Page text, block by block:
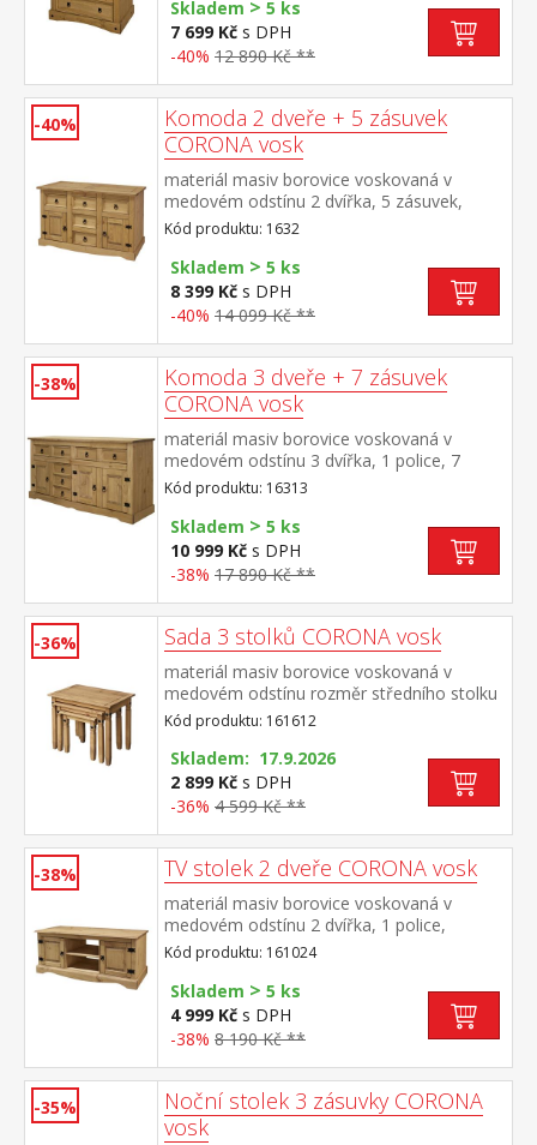
Skladem > 5 ks
7 699 Kč s DPH
-40% 12 890 Kč **
-40%
Komoda 2 dveře + 5 zásuvek
CORONA vosk
materiál masiv borovice voskovaná v
medovém odstínu 2 dvířka, 5 zásuvek,
kovové ozdobné úchytky možno doplnit
nástavcem Corona 16465 součást sestavy
Corona
Kód produktu: 1632
Skladem > 5 ks
8 399 Kč s DPH
-40% 14 099 Kč **
-38%
Komoda 3 dveře + 7 zásuvek
CORONA vosk
materiál masiv borovice voskovaná v
medovém odstínu 3 dvířka, 1 police, 7
zásuvek, kovové ozdobné úchytky součást
sestavy Corona
Kód produktu: 16313
Skladem > 5 ks
10 999 Kč s DPH
-38% 17 890 Kč **
-36% Sada 3 stolků CORONA vosk
materiál masiv borovice voskovaná v
medovém odstínu rozměr středního stolku
(š/h/v) 52 × 37 × 47 cm rozměr nejmenšího
stolku (š/h/v) 38 × 32 × 40 cm součást
sestavy Corona
Kód produktu: 161612
Skladem: 17.9.2026
2 899 Kč s DPH
-36% 4 599 Kč **
-38% TV stolek 2 dveře CORONA vosk
materiál masiv borovice voskovaná v
medovém odstínu 2 dvířka, 1 police,
kovové ozdobné úchytky součást sestavy
Corona
Kód produktu: 161024
Skladem > 5 ks
4 999 Kč s DPH
-38% 8 190 Kč **
-35%
Noční stolek 3 zásuvky CORONA
vosk